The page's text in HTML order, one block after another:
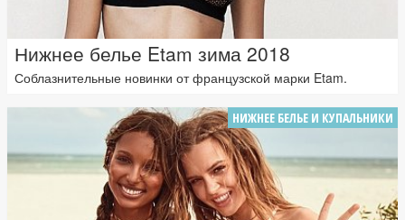
Нижнее белье Etam зима 2018
Соблазнительные новинки от французской марки Etam.
НИЖНЕЕ БЕЛЬЕ И КУПАЛЬНИКИ